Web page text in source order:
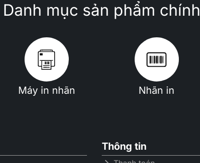
Danh mục sản phẩm chính
Máy in nhãn Nhãn in
Thông tin